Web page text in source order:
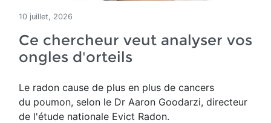
10 juillet, 2026
Ce chercheur veut analyser vos
ongles d'orteils
Le radon cause de plus en plus de cancers
du poumon, selon le Dr Aaron Goodarzi, directeur
de l'étude nationale Evict Radon.